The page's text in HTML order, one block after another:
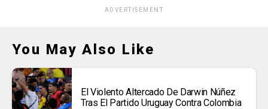
ADVERTISEMENT
You May Also Like
El Violento Altercado De Darwin Núñez
Tras El Partido Uruguay Contra Colombia